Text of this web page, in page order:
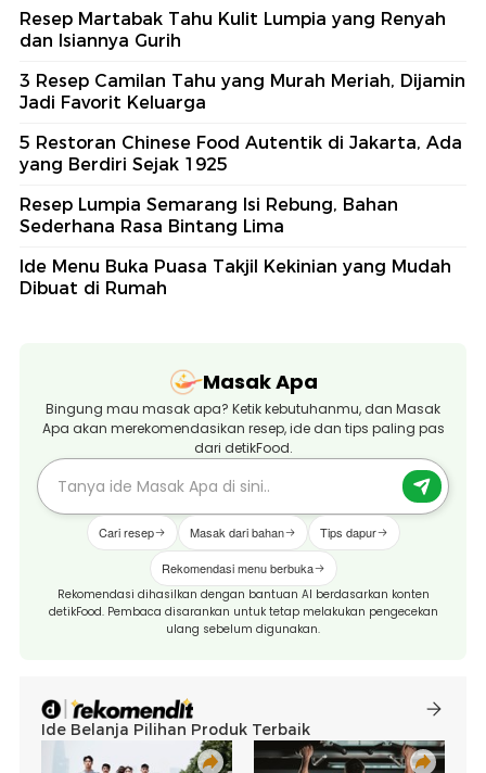
Resep Martabak Tahu Kulit Lumpia yang Renyah
dan Isiannya Gurih
3 Resep Camilan Tahu yang Murah Meriah, Dijamin
Jadi Favorit Keluarga
5 Restoran Chinese Food Autentik di Jakarta, Ada
yang Berdiri Sejak 1925
Resep Lumpia Semarang Isi Rebung, Bahan
Sederhana Rasa Bintang Lima
Ide Menu Buka Puasa Takjil Kekinian yang Mudah
Dibuat di Rumah
Masak Apa
Bingung mau masak apa? Ketik kebutuhanmu, dan Masak
Apa akan merekomendasikan resep, ide dan tips paling pas
dari detikFood.
Cari resep Masak dari bahan Tips dapur
Rekomendasi menu berbuka
Rekomendasi dihasilkan dengan bantuan AI berdasarkan konten
detikFood. Pembaca disarankan untuk tetap melakukan pengecekan
ulang sebelum digunakan.